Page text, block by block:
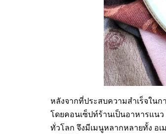
หลังจากที่ประสบความสำเร็จใ
โดยคอนเซ็ปท์ร้านเป็นอาหารแน
ทั่วโลก จึงมีเมนูหลากหลายทั้ง อ